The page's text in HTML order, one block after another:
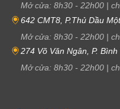
Mở cửa: 8h30 - 22h00 |
642 CMT8, P.Thủ Dầu
Mở cửa: 8h30 - 22h00 |
274 Võ Văn Ngân, P.
Mở cửa: 8h30 - 22h00 |